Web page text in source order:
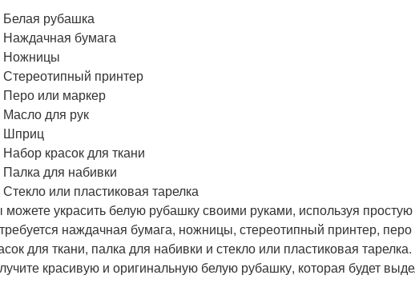
Белая рубашка
Наждачная бумага
Ножницы
Стереотипный принтер
Перо или маркер
Масло для рук
Шприц
Набор красок для ткани
Палка для набивки
Стекло или пластиковая тарелка
украсить белую рубашку своими руками, используя
наждачная бумага, ножницы, стереотипный принтер,
для ткани, палка для набивки и стекло или пластиковая
красивую и оригинальную белую рубашку, которая будет